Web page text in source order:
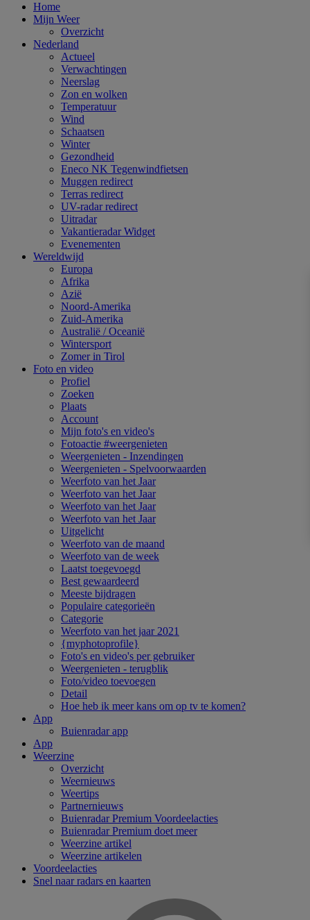
Home
Mijn Weer
Overzicht
Nederland
Actueel
Verwachtingen
Neerslag
Zon en wolken
Temperatuur
Wind
Schaatsen
Winter
Gezondheid
Eneco NK Tegenwindfietsen
Muggen redirect
Terras redirect
UV-radar redirect
Uitradar
Vakantieradar Widget
Evenementen
Wereldwijd
Europa
Afrika
Azië
Noord-Amerika
Zuid-Amerika
Australië / Oceanië
Wintersport
Zomer in Tirol
Foto en video
Profiel
Zoeken
Plaats
Account
Mijn foto's en video's
Fotoactie #weergenieten
Weergenieten - Inzendingen
Weergenieten - Spelvoorwaarden
Weerfoto van het Jaar
Weerfoto van het Jaar
Weerfoto van het Jaar
Weerfoto van het Jaar
Uitgelicht
Weerfoto van de maand
Weerfoto van de week
Laatst toegevoegd
Best gewaardeerd
Meeste bijdragen
Populaire categorieën
Categorie
Weerfoto van het jaar 2021
{myphotoprofile}
Foto's en video's per gebruiker
Weergenieten - terugblik
Foto/video toevoegen
Detail
Hoe heb ik meer kans om op tv te komen?
App
Buienradar app
App
Weerzine
Overzicht
Weernieuws
Weertips
Partnernieuws
Buienradar Premium Voordeelacties
Buienradar Premium doet meer
Weerzine artikel
Weerzine artikelen
Voordeelacties
Snel naar radars en kaarten